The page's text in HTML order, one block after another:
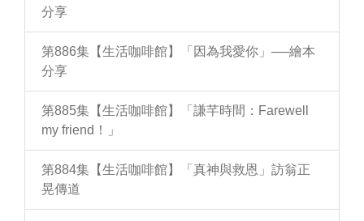
分享
第886集【生活咖啡館】「因為我愛你」──繪本
分享
第885集【生活咖啡館】「謙芊時間：Farewell
my friend！」
第884集【生活咖啡館】「真神與救恩」訪翁正
晃傳道